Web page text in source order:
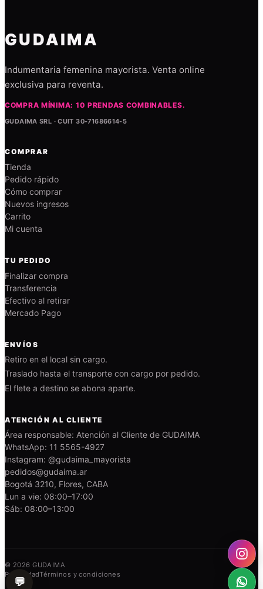
GUDAIMA
Indumentaria femenina mayorista. Venta online
exclusiva para reventa.
COMPRA MÍNIMA: 10 PRENDAS COMBINABLES.
GUDAIMA SRL · CUIT 30-71686614-5
COMPRAR
Tienda
Pedido rápido
Cómo comprar
Nuevos ingresos
Carrito
Mi cuenta
TU PEDIDO
Finalizar compra
Transferencia
Efectivo al retirar
Mercado Pago
ENVÍOS
Retiro en el local sin cargo.
Traslado hasta el transporte con cargo por pedido.
El flete a destino se abona aparte.
ATENCIÓN AL CLIENTE
Área responsable: Atención al Cliente de GUDAIMA
WhatsApp: 11 5565-4927
Instagram: @gudaima_mayorista
pedidos@gudaima.ar
Bogotá 3210, Flores, CABA
Lun a vie: 08:00–17:00
Sáb: 08:00–13:00
© 2026 GUDAIMA
PrivacidadTérminos y condiciones
💬